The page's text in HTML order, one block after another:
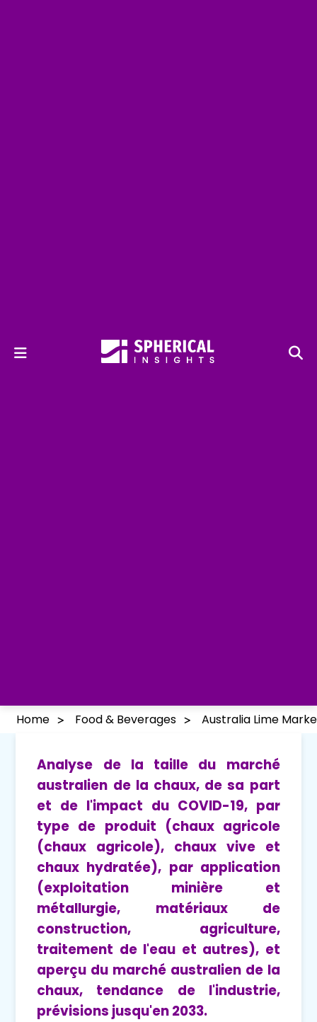
Home Food & Beverages Australia Lime
Analyse de la taille du marché
australien de la chaux, de sa part
et de l'impact du COVID-19, par
type de produit (chaux agricole
(chaux agricole), chaux vive et
chaux hydratée), par application
(exploitation minière et
métallurgie, matériaux de
construction, agriculture,
traitement de l'eau et autres), et
aperçu du marché australien de la
chaux, tendance de l'industrie,
prévisions jusqu'en 2033.